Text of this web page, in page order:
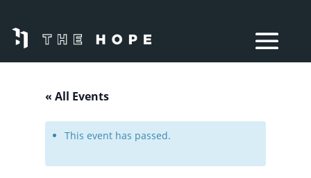
« All Events
This event has passed.